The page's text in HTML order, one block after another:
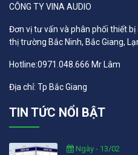
CÔNG TY VINA AUDIO
Đơn vị tư vấn và phân phối thiết
thị trường Bắc Ninh, Bắc Giang,
Hotline:0971.048.666 Mr Lâm
Địa chỉ: Tp Bắc Giang
TIN TỨC NỔI BẬT
Ngày - 13/02